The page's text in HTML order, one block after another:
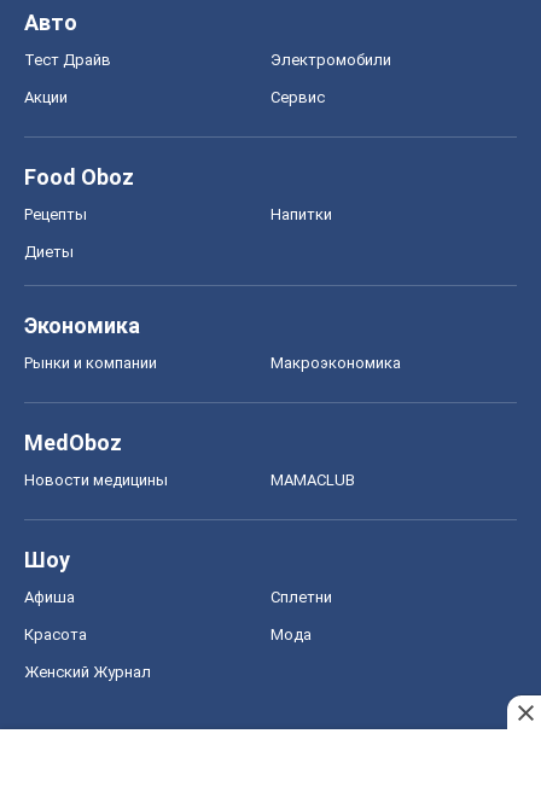
Авто
Тест Драйв Электромобили
Акции Сервис
Food Oboz
Рецепты Напитки
Диеты
Экономика
Рынки и компании Mакроэкономика
MedOboz
Новости медицины MAMACLUB
Шоу
Афиша Сплетни
Красота Мода
Женский Журнал